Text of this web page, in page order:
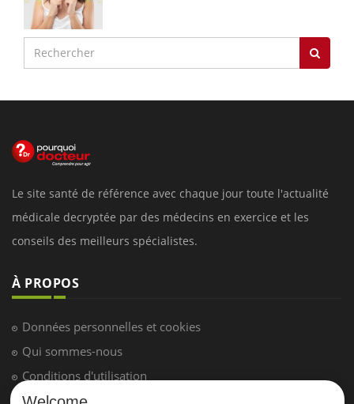
Le site santé de référence avec chaque jour toute l'actualité
médicale decryptée par des médecins en exercice et les
conseils des meilleurs spécialistes.
À PROPOS
Données personnelles et cookies
Qui sommes-nous
Conditions d'utilisation
Plan du site